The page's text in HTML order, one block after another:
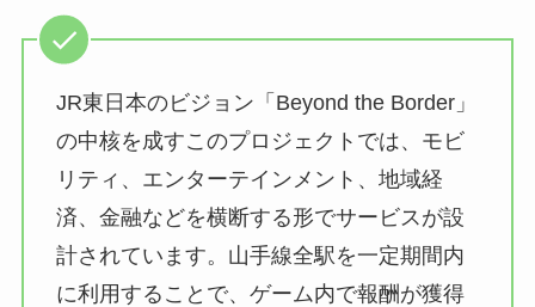
JR東日本のビジョン「Beyond the Border」
の中核を成すこのプロジェクトでは、モビ
リティ、エンターテインメント、地域経
済、金融などを横断する形でサービスが設
計されています。山手線全駅を一定期間内
に利用することで、ゲーム内で報酬が獲得